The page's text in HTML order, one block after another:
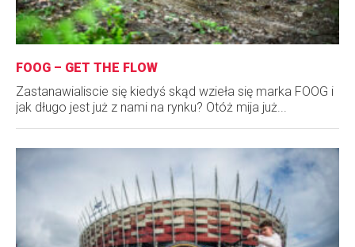
FOOG – GET THE FLOW
Zastanawialiscie się kiedyś skąd wzieła się marka FOOG i
jak długo jest już z nami na rynku? Otóż mija już...